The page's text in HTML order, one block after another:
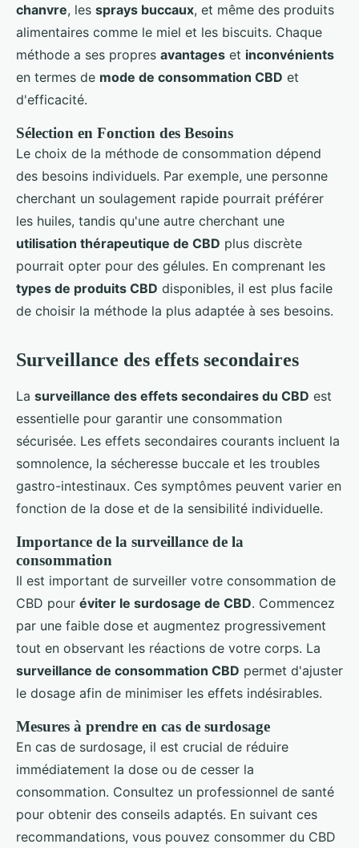
chanvre, les sprays buccaux, et même des produits
alimentaires comme le miel et les biscuits. Chaque
méthode a ses propres avantages et inconvénients
en termes de mode de consommation CBD et
d'efficacité.
Sélection en Fonction des Besoins
Le choix de la méthode de consommation dépend
des besoins individuels. Par exemple, une personne
cherchant un soulagement rapide pourrait préférer
les huiles, tandis qu'une autre cherchant une
utilisation thérapeutique de CBD plus discrète
pourrait opter pour des gélules. En comprenant les
types de produits CBD disponibles, il est plus facile
de choisir la méthode la plus adaptée à ses besoins.
Surveillance des effets secondaires
La surveillance des effets secondaires du CBD est
essentielle pour garantir une consommation
sécurisée. Les effets secondaires courants incluent la
somnolence, la sécheresse buccale et les troubles
gastro-intestinaux. Ces symptômes peuvent varier en
fonction de la dose et de la sensibilité individuelle.
Importance de la surveillance de la
consommation
Il est important de surveiller votre consommation de
CBD pour éviter le surdosage de CBD. Commencez
par une faible dose et augmentez progressivement
tout en observant les réactions de votre corps. La
surveillance de consommation CBD permet d'ajuster
le dosage afin de minimiser les effets indésirables.
Mesures à prendre en cas de surdosage
En cas de surdosage, il est crucial de réduire
immédiatement la dose ou de cesser la
consommation. Consultez un professionnel de santé
pour obtenir des conseils adaptés. En suivant ces
recommandations, vous pouvez consommer du CBD